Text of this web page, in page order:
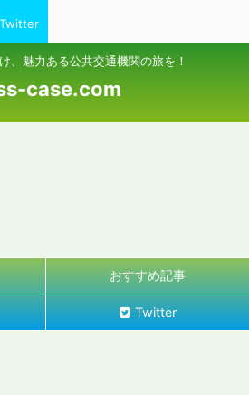
Twitter
、魅力ある公共交通機関の旅を！
case.com
おすすめ記事
Twitter